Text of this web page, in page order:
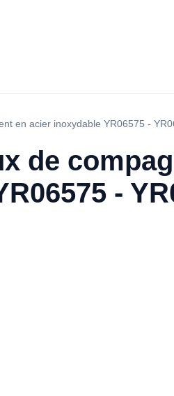
en acier inoxydable YR06575 -
de
-